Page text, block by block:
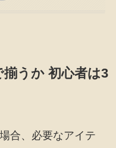
うか 初心者は3
合、必要なアイテ